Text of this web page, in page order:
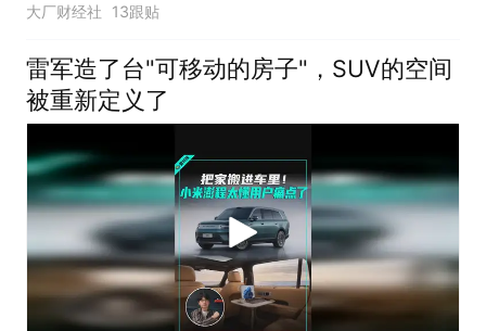
大厂财经社 13跟贴
雷军造了台"可移动的房子"，SUV的空间
被重新定义了